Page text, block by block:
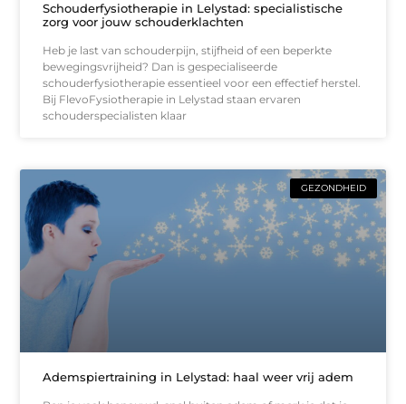
Schouderfysiotherapie in Lelystad: specialistische
zorg voor jouw schouderklachten
Heb je last van schouderpijn, stijfheid of een beperkte
bewegingsvrijheid? Dan is gespecialiseerde
schouderfysiotherapie essentieel voor een effectief herstel.
Bij FlevoFysiotherapie in Lelystad staan ervaren
schouderspecialisten klaar
GEZONDHEID
Ademspiertraining in Lelystad: haal weer vrij adem